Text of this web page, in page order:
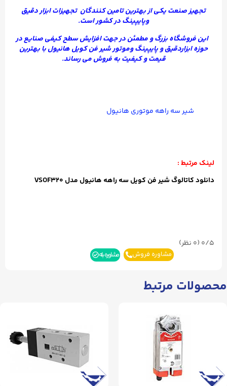
تجهیز صنعتیکی از بهترین تامین کنندگان تجهیزات ابزار دقیق
وپایپینگ در کشور است.
این فروشگاه بزرگ و مطمئن در جهت افزایش سطح کیفی صنایع در
حوزه ابزاردقیق و پایپینگ وموتور شیر فن کویلهانیولبا بهترین
قیمت و کیفیت به فروش می رساند.
شیر سه راهه موتوری هانیول
لینک مرتبط :
دانلود کاتالوگ شیر فن کویل سه راهه هانیول مدل VSOF320
0/5 (۰ نظر)
مشاوره فروش مشاوره بله
محصولات مرتبط